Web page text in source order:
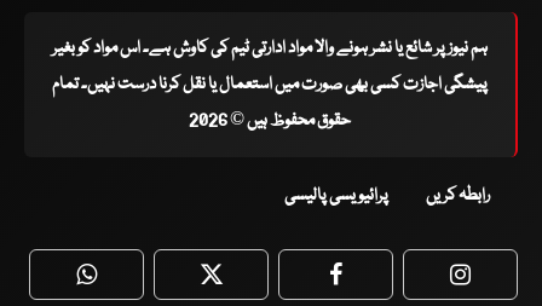
ہم نیوز پر شائع یا نشر ہونے والا مواد ادارتی ٹیم کی کاوش ہے۔ اس مواد کو بغیر
پیشگی اجازت کسی بھی صورت میں استعمال یا نقل کرنا درست نہیں۔ تمام
حقوق محفوظ ہیں © 2026
رابطہ کریں پرائیویسی پالیسی
WhatsApp Twitter Facebook